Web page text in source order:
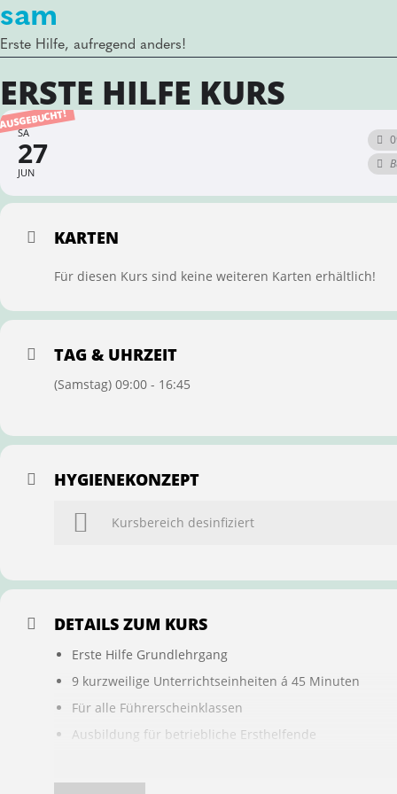
sam
Erste Hilfe, aufregend anders!
ERSTE HILFE KURS
SA
27
JUN
KARTEN
Für diesen Kurs sind keine weiteren Karten erhältlich!
TAG & UHRZEIT
(Samstag) 09:00 - 16:45
HYGIENEKONZEPT
Kursbereich desinfiziert
DETAILS ZUM KURS
Erste Hilfe Grundlehrgang
9 kurzweilige Unterrichtseinheiten á 45 Minuten
Für alle Führerscheinklassen
Ausbildung für betriebliche Ersthelfende